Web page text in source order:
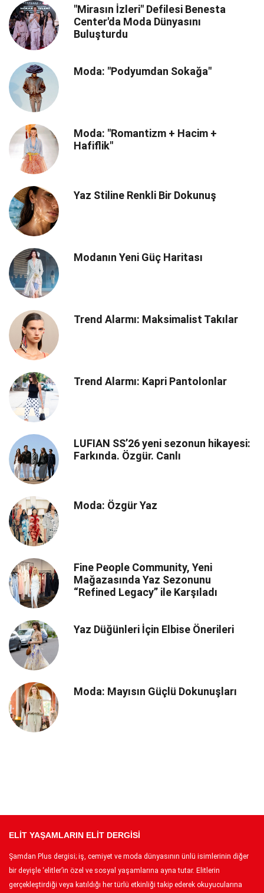
"Mirasın İzleri" Defilesi Benesta
Center'da Moda Dünyasını
Buluşturdu
Moda: "Podyumdan Sokağa"
Moda: "Romantizm + Hacim +
Hafiflik"
Yaz Stiline Renkli Bir Dokunuş
Modanın Yeni Güç Haritası
Trend Alarmı: Maksimalist Takılar
Trend Alarmı: Kapri Pantolonlar
LUFIAN SS’26 yeni sezonun hikayesi:
Farkında. Özgür. Canlı
Moda: Özgür Yaz
Fine People Community, Yeni
Mağazasında Yaz Sezonunu
“Refined Legacy” ile Karşıladı
Yaz Düğünleri İçin Elbise Önerileri
Moda: Mayısın Güçlü Dokunuşları
ELİT YAŞAMLARIN ELİT DERGİSİ
Şamdan Plus dergisi; iş, cemiyet ve moda dünyasının ünlü isimlerinin diğer
bir deyişle ‘elitler’in özel ve sosyal yaşamlarına ayna tutar. Elitlerin
gerçekleştirdiği veya katıldığı her türlü etkinliği takip ederek okuyucularına